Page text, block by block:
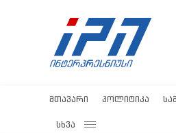
ᲛᲗᲐᲕᲐᲠᲘ ᲞᲝᲚᲘᲢᲘᲙᲐ
ᲡᲮᲕᲐ